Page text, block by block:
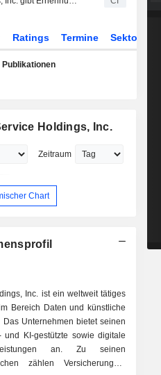
Ratings Termine Sektor
Publikationen
Holdings, Inc.
Zeitraum
Chart
Inc. ist ein weltweit tätiges
Bereich Daten und künstliche
Das Unternehmen bietet seinen
und KI-gestützte sowie digitale
an. Zu seinen
zählen Versicherungen,